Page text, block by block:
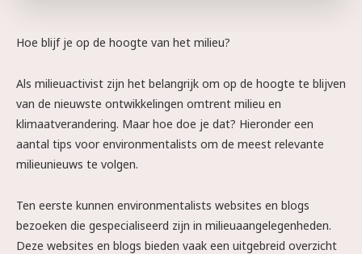
Hoe blijf je op de hoogte van het milieu?
Als milieuactivist zijn het belangrijk om op de hoogte te blijven
van de nieuwste ontwikkelingen omtrent milieu en
klimaatverandering. Maar hoe doe je dat? Hieronder een
aantal tips voor environmentalists om de meest relevante
milieunieuws te volgen.
Ten eerste kunnen environmentalists websites en blogs
bezoeken die gespecialiseerd zijn in milieuaangelegenheden.
Deze websites en blogs bieden vaak een uitgebreid overzicht